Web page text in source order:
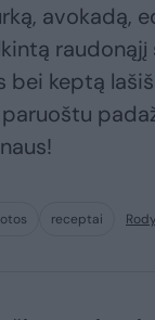
avokadą,
raudonąjį
bei keptą
receptai